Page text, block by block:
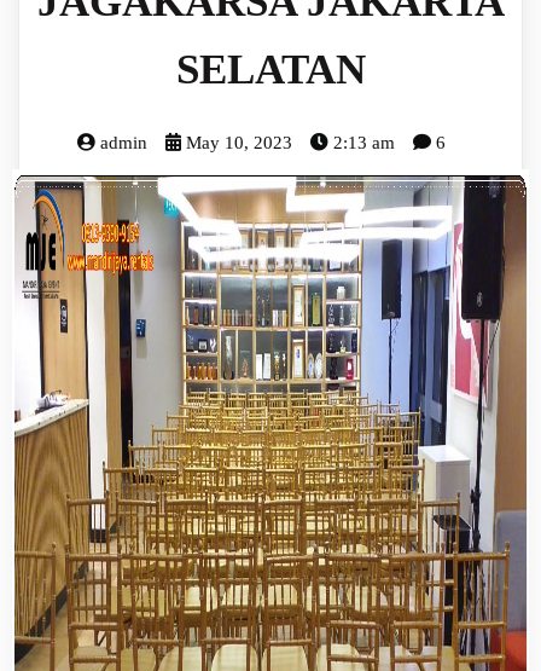
SELATAN
admin May 10, 2023 2:13 am 6